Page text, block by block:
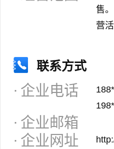
售
营活
联系方式
企业电话
企业邮箱
企业网址